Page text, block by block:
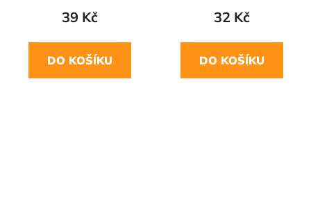
39 Kč
DO KOŠÍKU
32 Kč
DO KOŠÍKU